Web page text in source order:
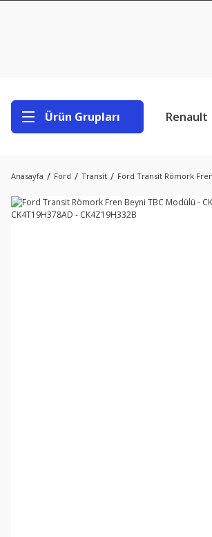
Ürün Grupları Renault
Anasayfa Ford Transit Ford Transit Römork Fren